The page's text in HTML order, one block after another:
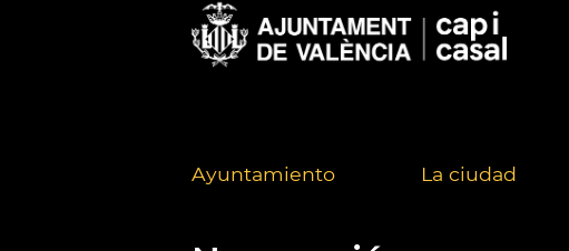
Ayuntamiento La ciudad